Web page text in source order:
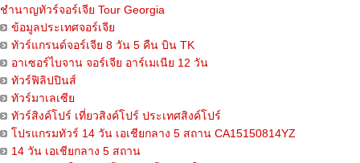
ชำนาญทัวร์จอร์เจีย Tour Georgia
ข้อมูลประเทศจอร์เจีย
ทัวร์แกรนด์จอร์เจีย 8 วัน 5 คืน บิน TK
อาเซอร์ไบจาน จอร์เจีย อาร์เมเนีย 12 วัน
ทัวร์ฟิลิปปินส์
ทัวร์มาเลเซีย
ทัวร์สิงค์โปร์ เที่ยวสิงค์โปร์ ประเทศสิงค์โปร์
โปรแกรมทัวร์ 14 วัน เอเชียกลาง 5 สถาน CA15150814YZ
14 วัน เอเชียกลาง 5 สถาน